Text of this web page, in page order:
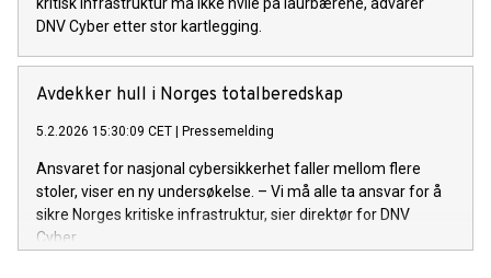
DNV Cyber etter stor kartlegging.
Avdekker hull i Norges totalberedskap
5.2.2026 15:30:09 CET | Pressemelding
Ansvaret for nasjonal cybersikkerhet faller mellom flere
stoler, viser en ny undersøkelse. – Vi må alle ta ansvar for å
sikre Norges kritiske infrastruktur, sier direktør for DNV
Cyber.